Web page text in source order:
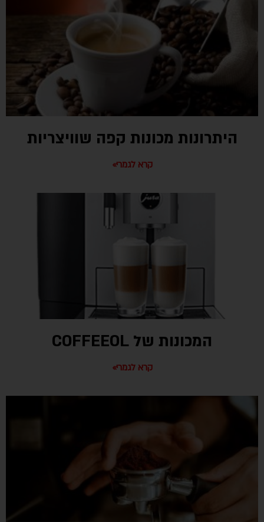
היתרונות מכונות קפה שוויצריות
קרא לגמרי»
המכונות של COFFEEOL
קרא לגמרי»